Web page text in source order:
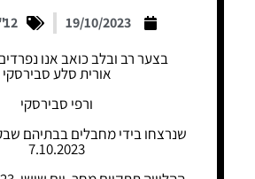
19/10/2023
12"
בצער רב ובלב כואב אנו
אורית סלע סבירסקי
ורפי סבירסקי
שנרצחו בידי מחבלים בבתיהם
7.10.2023